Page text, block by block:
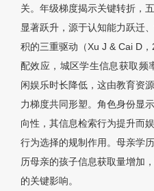
关。年级梯度揭示关键转折，
显著跃升，源于认知能力跃迁
积的三重驱动（Xu J & Cai D
配效应，城区学生信息获取频
闲娱乐时长降低，这由教育资
力梯度共同形塑。角色身份显
向性，其信息检索行为提升而
行为选择的规制作用。母亲学
历母亲的孩子信息获取量增加
的关键影响。